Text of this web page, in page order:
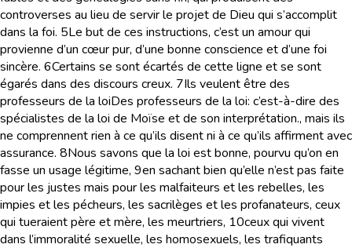
controverses au lieu de servir le projet de Dieu qui s’accomplit
dans la foi. 5Le but de ces instructions, c’est un amour qui
provienne d’un cœur pur, d’une bonne conscience et d’une foi
sincère. 6Certains se sont écartés de cette ligne et se sont
égarés dans des discours creux. 7Ils veulent être des
professeurs de la loiDes professeurs de la loi: c’est-à-dire des
spécialistes de la loi de Moïse et de son interprétation., mais ils
ne comprennent rien à ce qu’ils disent ni à ce qu’ils affirment avec
assurance. 8Nous savons que la loi est bonne, pourvu qu’on en
fasse un usage légitime, 9en sachant bien qu’elle n’est pas faite
pour les justes mais pour les malfaiteurs et les rebelles, les
impies et les pécheurs, les sacrilèges et les profanateurs, ceux
qui tueraient père et mère, les meurtriers, 10ceux qui vivent
dans l’immoralité sexuelle, les homosexuels, les trafiquants